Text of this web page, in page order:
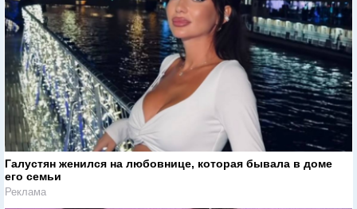
Галустян женился на любовнице, которая бывала в доме
его семьи
Реклама